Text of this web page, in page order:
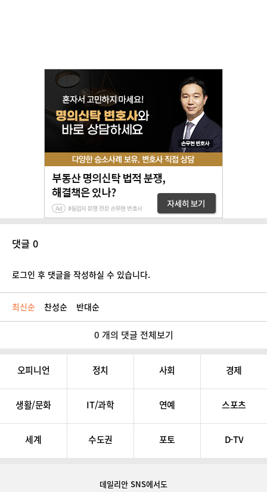
댓글 0
로그인 후 댓글을 작성하실 수 있습니다.
최신순 찬성순 반대순
0 개의 댓글 전체보기
오피니언 정치 사회 경제
생활/문화 IT/과학 연예 스포츠
세계 수도권 포토 D-TV
데일리안 SNS에서도